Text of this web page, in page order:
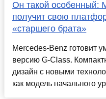
Он такой особенный:
получит свою
«старшего брата»
Mercedes-Benz готовит
версию G-Class.
дизайн с новыми
как модель начального